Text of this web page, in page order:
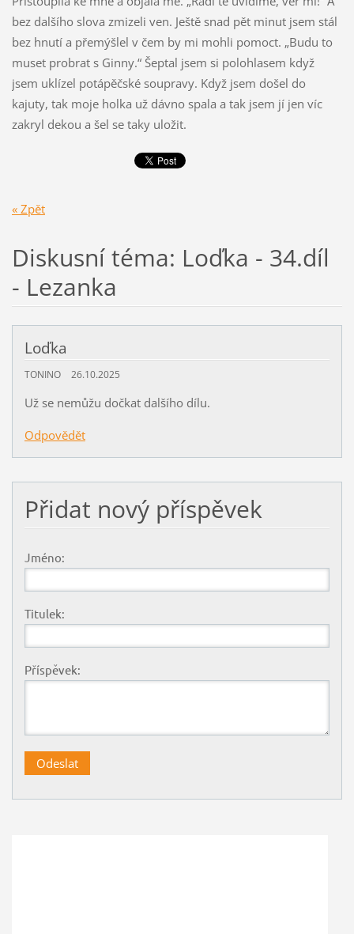
« Zpět
Diskusní téma: Loďka - 34.díl
- Lezanka
Loďka
TONINO 26.10.2025
Už se nemůžu dočkat dalšího dílu.
Odpovědět
Přidat nový příspěvek
Jméno:
Titulek:
Příspěvek: